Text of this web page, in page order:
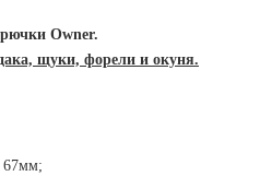
Owner.
щуки, форели и окуня.
67мм;